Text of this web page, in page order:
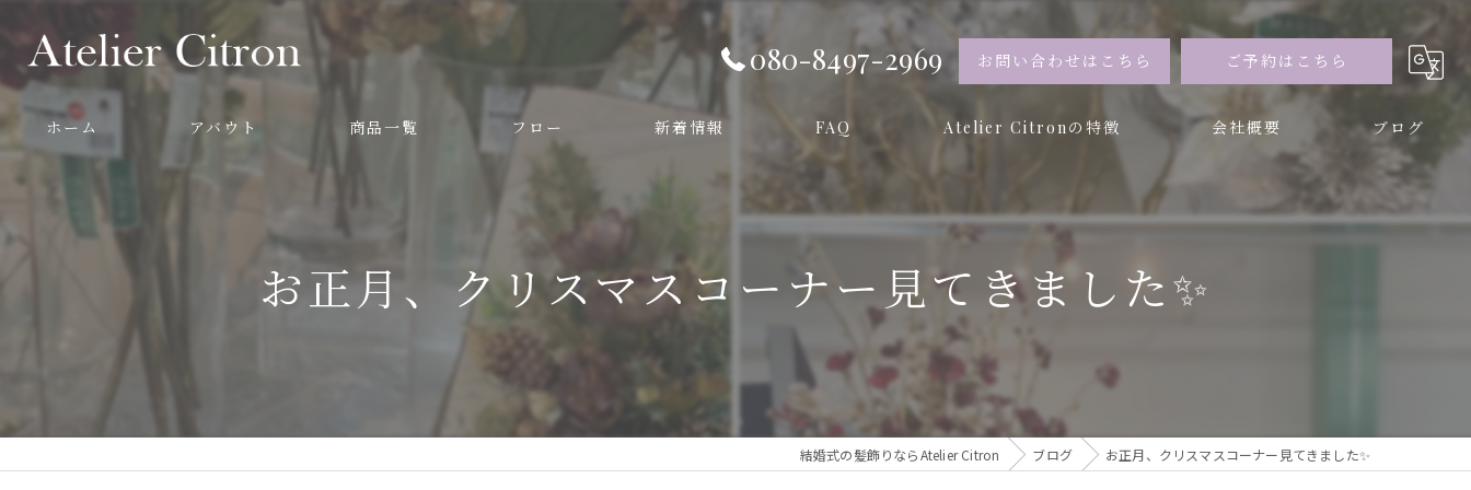
080-8497-2969 お問い合わせはこちら ご予約はこちら
ホーム アバウト 商品一覧 フロー 新着情報 FAQ Atelier Citronの特徴
プリザーブドフラワー
和装
成人式
卒業式
会社概要 ブログ
お正月、クリスマスコーナー見てきました✨️
結婚式の髪飾りならAtelier Citron ブログ お正月、クリスマスコーナー見てきました✨️